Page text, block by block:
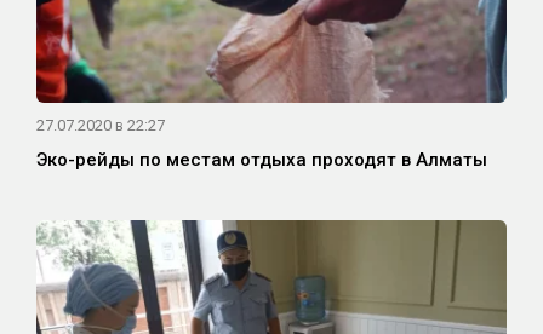
27.07.2020 в 22:27
Эко-рейды по местам отдыха проходят в Алматы